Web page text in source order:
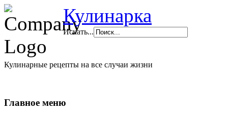
Кулинарка
Искать...
Кулинарные рецепты на все случаи жизни
Главное меню